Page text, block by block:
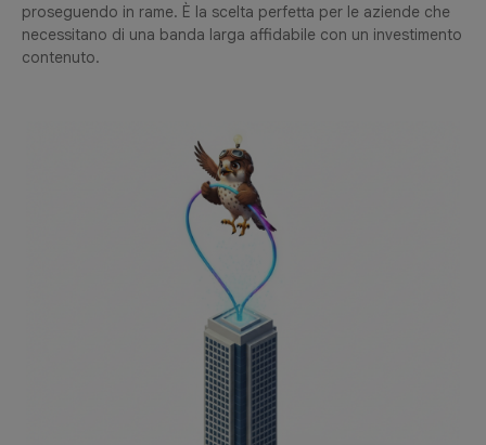
proseguendo in rame. È la scelta perfetta per le aziende che
necessitano di una banda larga affidabile con un investimento
contenuto.